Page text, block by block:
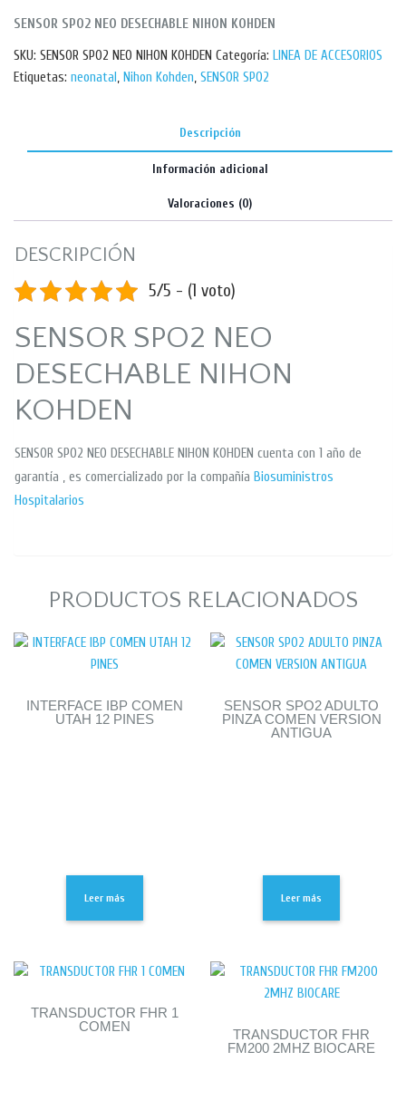
SENSOR SPO2 NEO DESECHABLE NIHON KOHDEN
SKU: SENSOR SPO2 NEO NIHON KOHDEN Categoría: LINEA DE ACCESORIOS
Etiquetas: neonatal , Nihon Kohden, SENSOR SPO2
Descripción
Información adicional
Valoraciones (0)
DESCRIPCIÓN
5/5 - (1 voto)
SENSOR SPO2 NEO
DESECHABLE NIHON
KOHDEN
SENSOR SPO2 NEO DESECHABLE NIHON KOHDEN cuenta con 1 año de
garantía , es comercializado por la compañía Biosuministros
Hospitalarios
PRODUCTOS RELACIONADOS
INTERFACE IBP COMEN
UTAH 12 PINES
Leer más
SENSOR SPO2 ADULTO
PINZA COMEN VERSION
ANTIGUA
Leer más
TRANSDUCTOR FHR 1
COMEN
TRANSDUCTOR FHR
FM200 2MHZ BIOCARE